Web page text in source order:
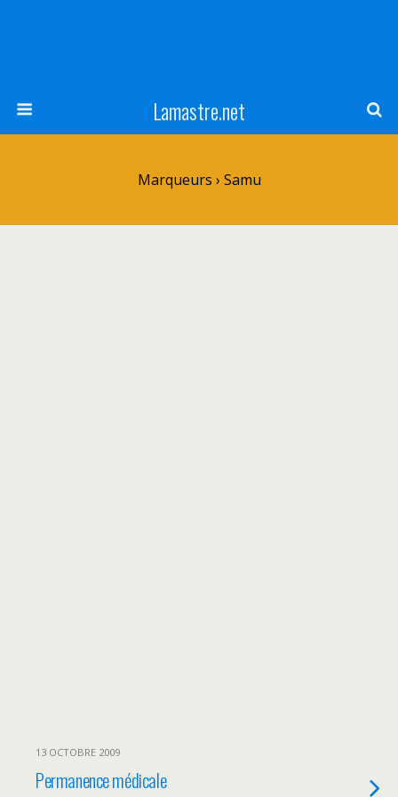
Lamastre.net
Marqueurs › Samu
13 OCTOBRE 2009
Permanence médicale